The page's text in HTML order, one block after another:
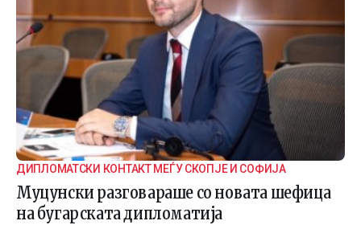
ДИПЛОМАТСКИ КОНТАКТ МЕЃУ СКОПЈЕ И СОФИЈА
Муцунски разговараше со новата шефица
на бугарската дипломатија